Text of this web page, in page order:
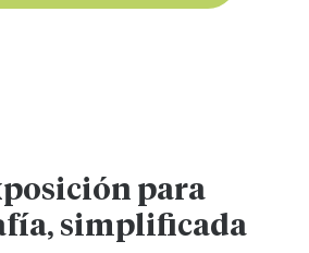
para
simplificada